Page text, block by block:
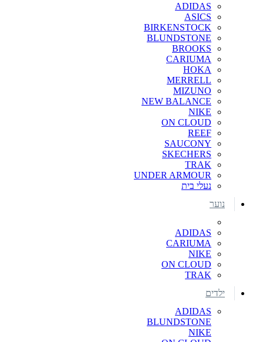
ADIDAS
ASICS
BIRKENSTOCK
BLUNDSTONE
BROOKS
CARIUMA
HOKA
MERRELL
MIZUNO
NEW BALANCE
NIKE
ON CLOUD
REEF
SAUCONY
SKECHERS
TRAK
UNDER ARMOUR
נעלי בית
נוער
ADIDAS
CARIUMA
NIKE
ON CLOUD
TRAK
ילדים
ADIDAS
BLUNDSTONE
NIKE